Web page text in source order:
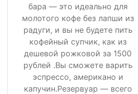
бара — это идеально для
молотого кофе без лапши из
радуги, и вы не будете пить
кофейный супчик, как из
дешевой рожковой за 1500
рублей .Вы сможете варить
эспрессо, американо и
капучин.Резервуар — всего